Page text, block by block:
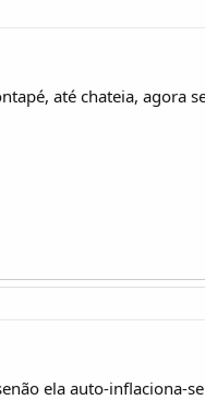
até chateia, agora
ela auto-inflaciona-